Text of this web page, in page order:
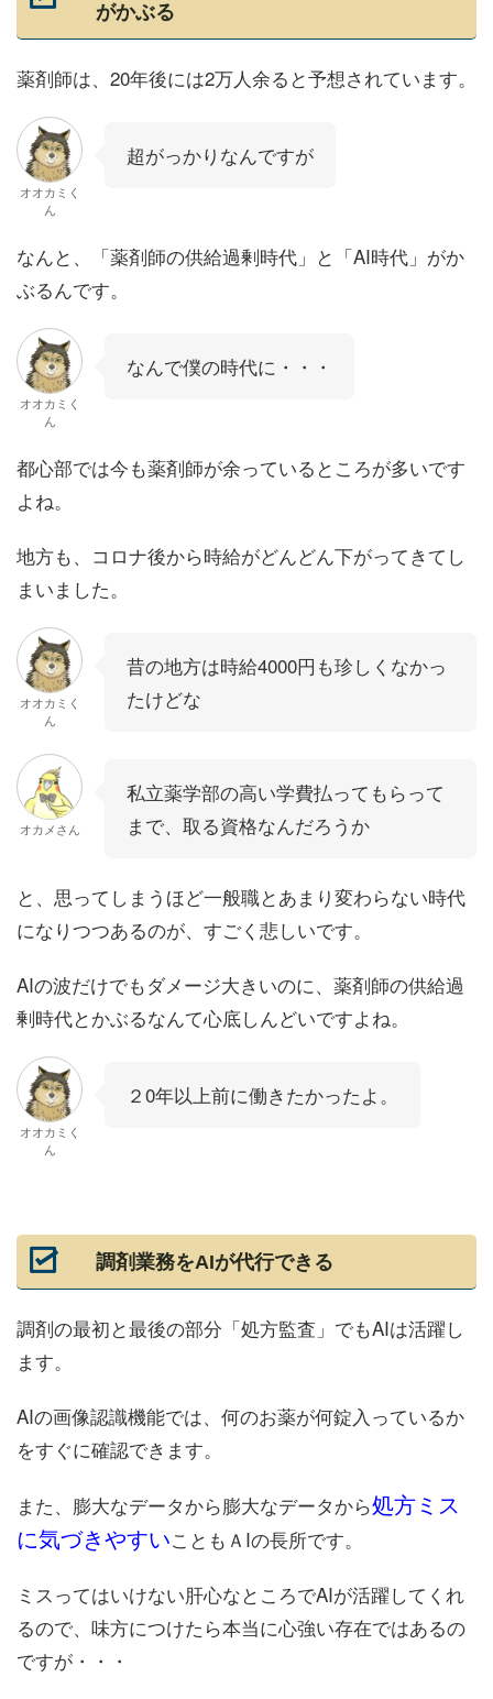
がかぶる
薬剤師は、20年後には2万人余ると予想されています。
オオカミく
ん
超がっかりなんですが
なんと、「薬剤師の供給過剰時代」と「AI時代」がか
ぶるんです。
オオカミく
ん
なんで僕の時代に・・・
都心部では今も薬剤師が余っているところが多いです
よね。
地方も、コロナ後から時給がどんどん下がってきてし
まいました。
オオカミく
ん
昔の地方は時給4000円も珍しくなかっ
たけどな
オカメさん
私立薬学部の高い学費払ってもらって
まで、取る資格なんだろうか
と、思ってしまうほど一般職とあまり変わらない時代
になりつつあるのが、すごく悲しいです。
AIの波だけでもダメージ大きいのに、薬剤師の供給過
剰時代とかぶるなんて心底しんどいですよね。
オオカミく
ん
２0年以上前に働きたかったよ。
調剤業務をAIが代行できる
調剤の最初と最後の部分「処方監査」でもAIは活躍し
ます。
AIの画像認識機能では、何のお薬が何錠入っているか
をすぐに確認できます。
また、膨大なデータから膨大なデータから処方ミス
に気づきやすいこともＡIの長所です。
ミスってはいけない肝心なところでAIが活躍してくれ
るので、味方につけたら本当に心強い存在ではあるの
ですが・・・